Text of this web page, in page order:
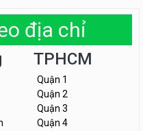
địa chỉ
TPHCM
Quận 1
Quận 2
Quận 3
Quận 4